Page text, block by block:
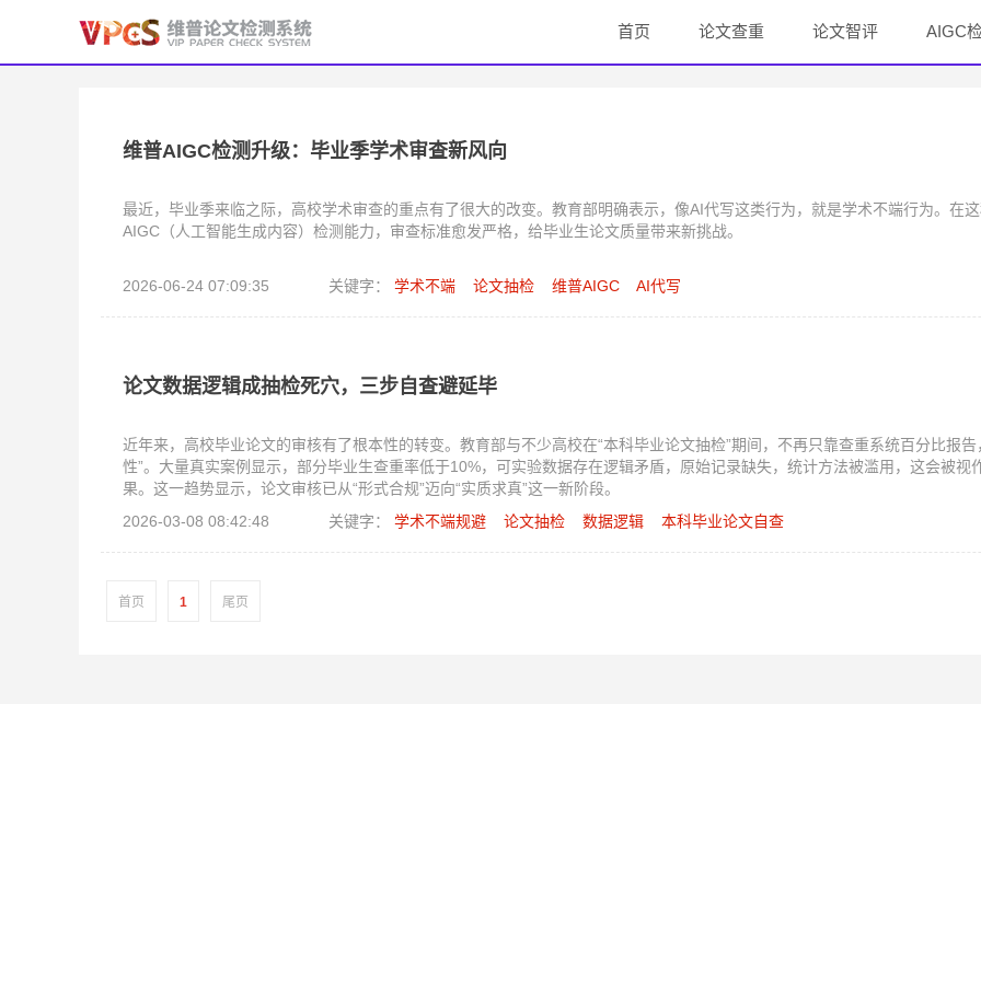
首页 论文查重 论文智评 AIGC
维普AIGC检测升级：毕业季学术审查新风向
最近，毕业季来临之际，高校学术审查的重点有了很大的改变。教育部明确表示，像AI代写这类行为，就是学术不端行为。在
AIGC（人工智能生成内容）检测能力，审查标准愈发严格，给毕业生论文质量带来新挑战。
2026-06-24 07:09:35 关键字： 学术不端 论文抽检 维普AIGC AI代写
论文数据逻辑成抽检死穴，三步自查避延毕
近年来，高校毕业论文的审核有了根本性的转变。教育部与不少高校在“本科毕业论文抽检”期间，不再只靠查重系统百分比报
性”。大量真实案例显示，部分毕业生查重率低于10%，可实验数据存在逻辑矛盾，原始记录缺失，统计方法被滥用，这会被视
果。这一趋势显示，论文审核已从“形式合规”迈向“实质求真”这一新阶段。
2026-03-08 08:42:48
关键字： 学术不端规避 论文抽检 数据逻辑 本科毕业论文自查
首页 1 尾页